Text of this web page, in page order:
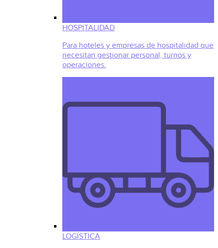
HOSPITALIDAD
Para hoteles y empresas de hospitalidad que
necesitan gestionar personal, turnos y
operaciones.
LOGÍSTICA